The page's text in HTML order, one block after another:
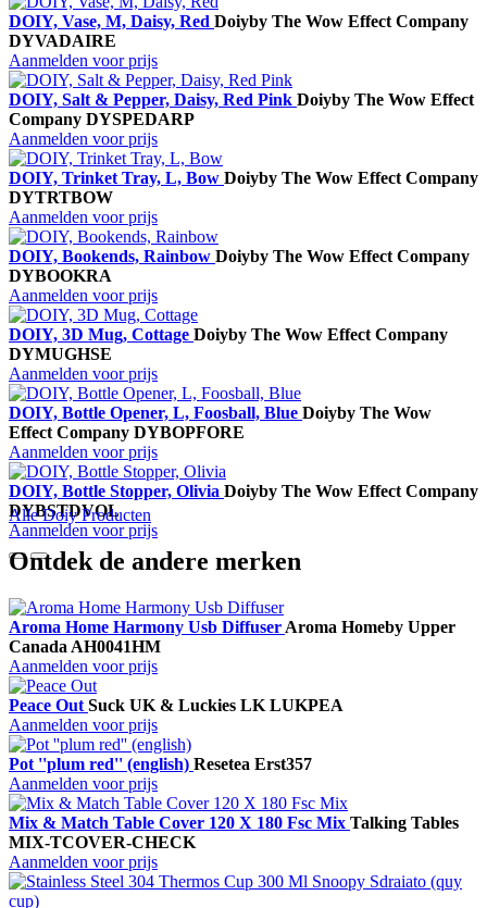
DOIY, Vase, M, Daisy, Red Doiyby The Wow Effect Company
DYVADAIRE
Aanmelden voor prijs
DOIY, Salt & Pepper, Daisy, Red Pink Doiyby The Wow Effect
Company DYSPEDARP
Aanmelden voor prijs
DOIY, Trinket Tray, L, Bow Doiyby The Wow Effect Company
DYTRTBOW
Aanmelden voor prijs
DOIY, Bookends, Rainbow Doiyby The Wow Effect Company
DYBOOKRA
Aanmelden voor prijs
DOIY, 3D Mug, Cottage Doiyby The Wow Effect Company
DYMUGHSE
Aanmelden voor prijs
DOIY, Bottle Opener, L, Foosball, Blue Doiyby The Wow
Effect Company DYBOPFORE
Aanmelden voor prijs
DOIY, Bottle Stopper, Olivia Doiyby The Wow Effect Company
DYBSTDVOL
Aanmelden voor prijs
Alle Doiy Producten
Ontdek de andere merken
Aroma Home Harmony Usb Diffuser Aroma Homeby Upper
Canada AH0041HM
Aanmelden voor prijs
Peace Out Suck UK & Luckies LK LUKPEA
Aanmelden voor prijs
Pot ''plum red'' (english) Resetea Erst357
Aanmelden voor prijs
Mix & Match Table Cover 120 X 180 Fsc Mix Talking Tables
MIX-TCOVER-CHECK
Aanmelden voor prijs